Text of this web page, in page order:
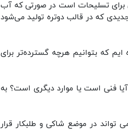
برای تسلیحات است در صورتی که آب
که در قالب دوتره تولید می‌شود
که بتوانیم هرچه گسترده‌تر برای
فنی است یا موارد دیگری است؟ به
در موضع شاکی و طلبکار قرار